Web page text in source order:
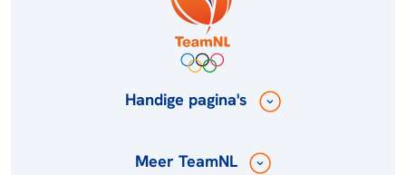
Handige pagina's
Meer TeamNL